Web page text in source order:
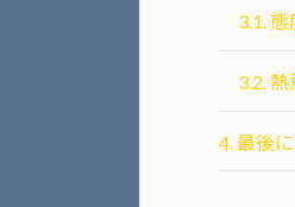
3.1.態
3.2.熱
4. 最後に